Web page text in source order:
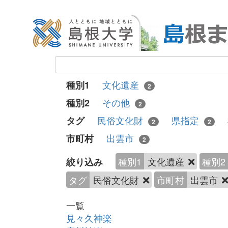
種別1 文化遺産 2
種別2 その他 2
タグ 民俗文化財 2 県指定 2
市町村
出雲市 2
絞り込み 種別1 文化遺産
種別2
タグ 民俗文化財 市町村 出雲市
一覧
見々久神楽